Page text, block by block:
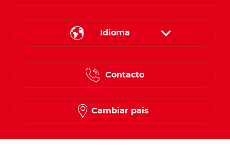
Idioma
French
Contacto
Cambiar pais